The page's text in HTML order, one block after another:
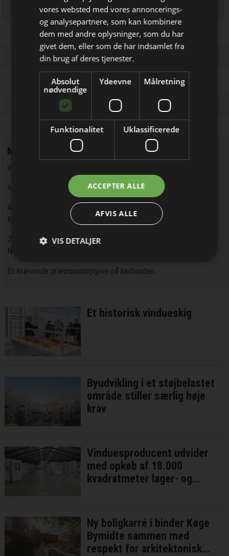
Bliv opdateret hver dag
Få de vigtigste nyheder om
byggebranchen
direkte i din indbakke
Jeg modtager allerede
nyhedsbrevet
Læs mere om udsendelsestidspunkter og afmelding her
Mest læste
Vandværker i Randers kører på lånt tid
Aarsleff vinder energiprojekter til 3,7 milliarder kroner
Aarsleff får ansvaret for at udvide kapaciteten rundt om
Københavns Hovedbanegård
74 hektar og 900.000 etagemeter: Nu kan der bydes på
Nordhavns næste bykvarter
En krævende præcisionsopgave på havbunden
Et historisk vindueskig
Byudvikling i et støjbelastet
område stiller særlig høje
krav
Vinduesproducent udvider
med opkøb af 18.000
kvadratmeter lager- og
Ny boligkarré i binder Køge
Bymidte sammen med
respekt for arkitektonisk
vores websted med vores annoncerings-
og analysepartnere, som kan kombinere
dem med andre oplysninger, som du har
givet dem, eller som de har indsamlet fra
din brug af deres tjenester.
Absolut
nødvendige
Ydeevne Målretning
Funktionalitet Uklassificerede
ACCEPTER ALLE
AFVIS ALLE
VIS DETALJER